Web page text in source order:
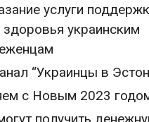
услуги
украинским
“Украинцы в
с Новым 2023
получить